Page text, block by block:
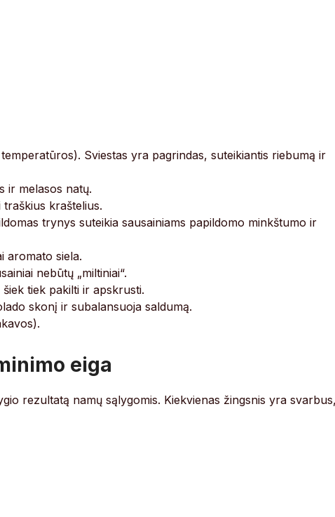
Sviestas yra pagrindas, suteikiantis riebumą ir
ir melasos natų.
kraštelius.
trynys suteikia sausainiams papildomo minkštumo ir
aromato siela.
nebūtų „miltiniai“.
tiek pakilti ir apskrusti.
skonį ir subalansuoja saldumą.
eiga
rezultatą namų sąlygomis. Kiekvienas žingsnis yra